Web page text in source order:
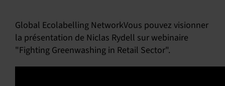
Global Ecolabelling NetworkVous pouvez visionner
la présentation de Niclas Rydell sur webinaire
"Fighting Greenwashing in Retail Sector".